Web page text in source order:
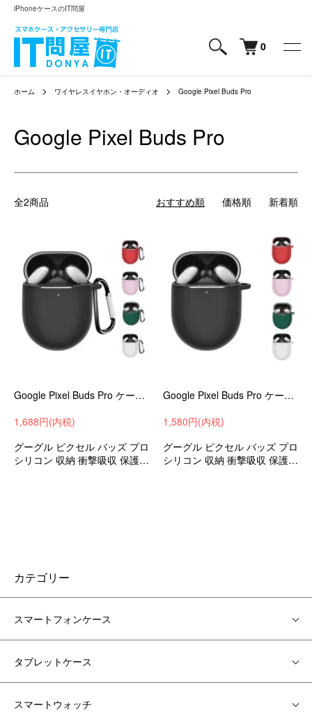
iPhoneケースのIT問屋
0
ホーム ワイヤレスイヤホン・オーディオ Google Pixel Buds Pro
Google Pixel Buds Pro
全2商品 おすすめ順 価格順 新着順
Google Pixel Buds Pro ケース カバー ワイヤレスイヤホン収納ケースカバー 充電用穴付き 保護シリコンカバー カラビナ付き ソフトカバー/ケース 2GJA
1,688円(内税)
グーグル ピクセル バッズ プロ
シリコン 収納 衝撃吸収 保護ケ
Google Pixel Buds Pro ケース ワイヤレスイヤホン収納ケースカバー 充電用穴付き 保護シリコン カバー シンプル おしゃれ 便利 ソフトカバー/ケース 3SLB
1,580円(内税)
グーグル ピクセル バッズ プロ
シリコン 収納 衝撃吸収 保護ケ
カテゴリー
スマートフォンケース
タブレットケース
スマートウォッチ